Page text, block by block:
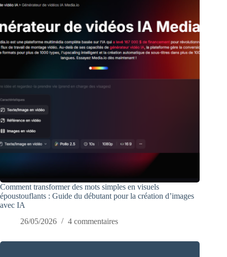
Comment transformer des mots simples en visuels
époustouflants : Guide du débutant pour la création d’images
avec IA
26/05/2026
4 commentaires